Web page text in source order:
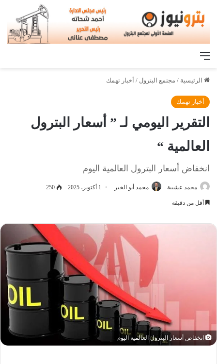
القائمة
الرئيسية / مجتمع البترول / أخبار تهمك
أخبار تهمك
التقرير اليومي لـ ” أسعار البترول
العالمية “
انخفاض أسعار البترول العالمية اليوم
محمد عشيبة محمد أبو الخير 1 أكتوبر، 2025 250
أقل من دقيقة
انخفاض أسعار البترول العالمية اليوم